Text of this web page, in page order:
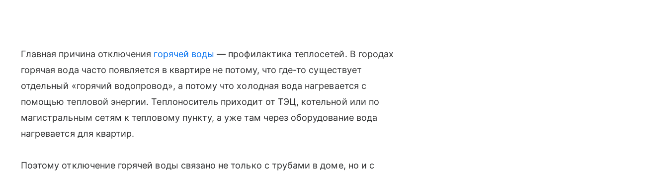
Главная причина отключения горячей воды — профилактика теплосетей. В городах
горячая вода часто появляется в квартире не потому, что где-то существует
отдельный «горячий водопровод», а потому что холодная вода нагревается с
помощью тепловой энергии. Теплоноситель приходит от ТЭЦ, котельной или по
магистральным сетям к тепловому пункту, а уже там через оборудование вода
нагревается для квартир.
Поэтому отключение горячей воды связано не только с трубами в доме, но и с